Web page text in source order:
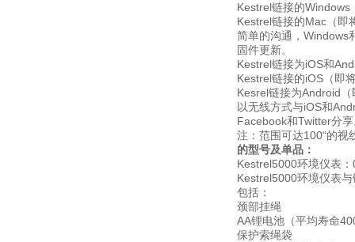
Kestrel链接的Windows
Kestrel链接的Mac（即
简单的沟通，Windows
固件更新。
Kestrel链接为iOS和
Kestrel链接的iOS（即
Kesrel链接为Android
以无线方式与iOS和
Facebook和Twitter分
注：范围可达100“的视
的型号及单品：
Kestrel5000环境仪表
Kestrel5000环境仪表
包括：
颈部挂绳
AA锂电池（平均寿命
保护索绳袋